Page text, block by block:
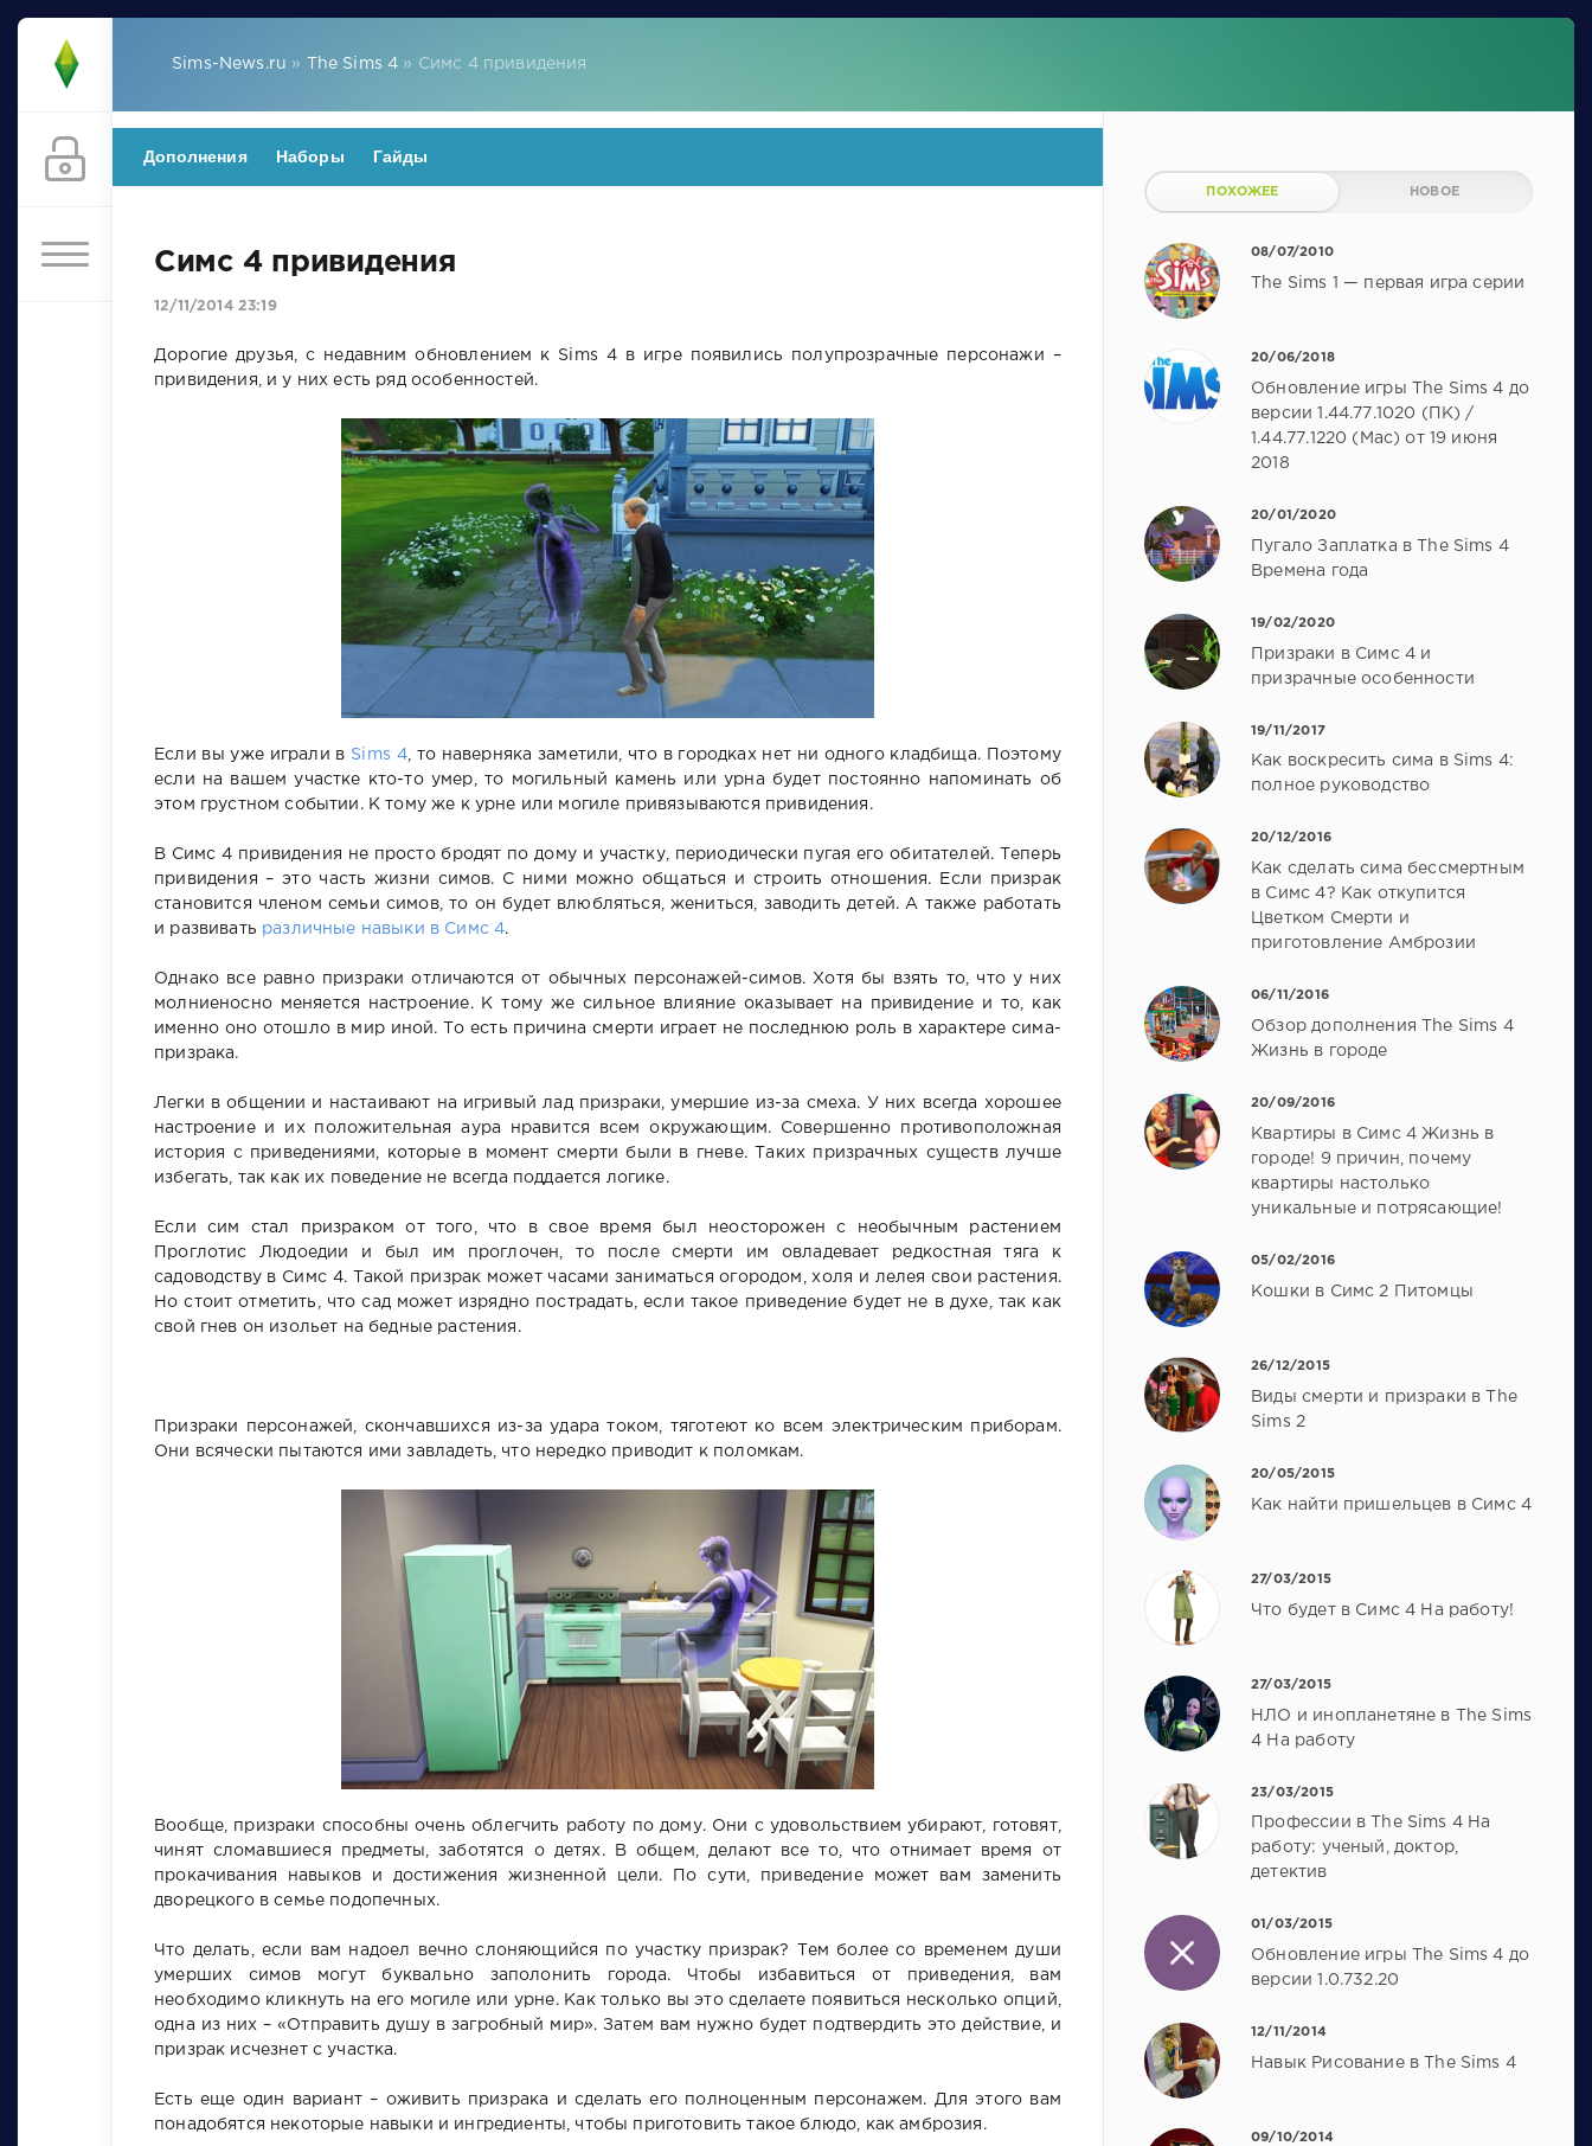
Sims-News.ru » The Sims 4 » Симс 4 привидения
Дополнения Наборы Гайды
Симс 4 привидения
12/11/2014 23:19
Дорогие друзья, с недавним обновлением к Sims 4 в игре появились полупрозрачные персонажи –
привидения, и у них есть ряд особенностей.
Если вы уже играли в Sims 4, то наверняка заметили, что в городках нет ни одного кладбища. Поэтому
если на вашем участке кто-то умер, то могильный камень или урна будет постоянно напоминать об
этом грустном событии. К тому же к урне или могиле привязываются привидения.
В Симс 4 привидения не просто бродят по дому и участку, периодически пугая его обитателей. Теперь
привидения – это часть жизни симов. С ними можно общаться и строить отношения. Если призрак
становится членом семьи симов, то он будет влюбляться, жениться, заводить детей. А также работать
и развивать различные навыки в Симс 4.
Однако все равно призраки отличаются от обычных персонажей-симов. Хотя бы взять то, что у них
молниеносно меняется настроение. К тому же сильное влияние оказывает на привидение и то, как
именно оно отошло в мир иной. То есть причина смерти играет не последнюю роль в характере сима-
призрака.
Легки в общении и настаивают на игривый лад призраки, умершие из-за смеха. У них всегда хорошее
настроение и их положительная аура нравится всем окружающим. Совершенно противоположная
история с приведениями, которые в момент смерти были в гневе. Таких призрачных существ лучше
избегать, так как их поведение не всегда поддается логике.
Если сим стал призраком от того, что в свое время был неосторожен с необычным растением
Проглотис Людоедии и был им проглочен, то после смерти им овладевает редкостная тяга к
садоводству в Симс 4. Такой призрак может часами заниматься огородом, холя и лелея свои растения.
Но стоит отметить, что сад может изрядно пострадать, если такое приведение будет не в духе, так как
свой гнев он изольет на бедные растения.
Призраки персонажей, скончавшихся из-за удара током, тяготеют ко всем электрическим приборам.
Они всячески пытаются ими завладеть, что нередко приводит к поломкам.
Вообще, призраки способны очень облегчить работу по дому. Они с удовольствием убирают, готовят,
чинят сломавшиеся предметы, заботятся о детях. В общем, делают все то, что отнимает время от
прокачивания навыков и достижения жизненной цели. По сути, приведение может вам заменить
дворецкого в семье подопечных.
Что делать, если вам надоел вечно слоняющийся по участку призрак? Тем более со временем души
умерших симов могут буквально заполонить города. Чтобы избавиться от приведения, вам
необходимо кликнуть на его могиле или урне. Как только вы это сделаете появиться несколько опций,
одна из них – «Отправить душу в загробный мир». Затем вам нужно будет подтвердить это действие, и
призрак исчезнет с участка.
Есть еще один вариант – оживить призрака и сделать его полноценным персонажем. Для этого вам
понадобятся некоторые навыки и ингредиенты, чтобы приготовить такое блюдо, как амброзия.
ПОХОЖЕЕ НОВОЕ
08/07/2010
The Sims 1 — первая игра серии
20/06/2018
Обновление игры The Sims 4 до
версии 1.44.77.1020 (ПК) /
1.44.77.1220 (Mac) от 19 июня
2018
20/01/2020
Пугало Заплатка в The Sims 4
Времена года
19/02/2020
Призраки в Симс 4 и
призрачные особенности
19/11/2017
Как воскресить сима в Sims 4:
полное руководство
20/12/2016
Как сделать сима бессмертным
в Симс 4? Как откупится
Цветком Смерти и
приготовление Амброзии
06/11/2016
Обзор дополнения The Sims 4
Жизнь в городе
20/09/2016
Квартиры в Симс 4 Жизнь в
городе! 9 причин, почему
квартиры настолько
уникальные и потрясающие!
05/02/2016
Кошки в Симс 2 Питомцы
26/12/2015
Виды смерти и призраки в The
Sims 2
20/05/2015
Как найти пришельцев в Симс 4
27/03/2015
Что будет в Симс 4 На работу!
27/03/2015
НЛО и инопланетяне в The Sims
4 На работу
23/03/2015
Профессии в The Sims 4 На
работу: ученый, доктор,
детектив
01/03/2015
Обновление игры The Sims 4 до
версии 1.0.732.20
12/11/2014
Навык Рисование в The Sims 4
09/10/2014